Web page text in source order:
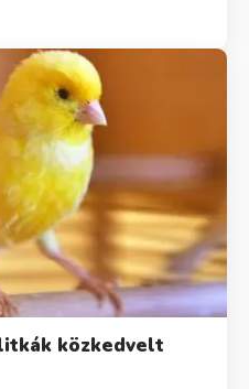
közkedvelt